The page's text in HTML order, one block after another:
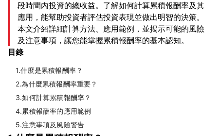
段時間內投資的總收益。了解如何計算累積報酬率及其
應用，能幫助投資者評估投資表現並做出明智的決策。
本文介紹詳細計算方法、應用範例，並揭示可能的風險
及注意事項，讓您能掌握累積報酬率的基本認知。
目錄
1.什麼是累積報酬率？
2.為什麼累積報酬率重要？
3.如何計算累積報酬率？
4.累積報酬率的應用範例
5.注意事項及風險警告